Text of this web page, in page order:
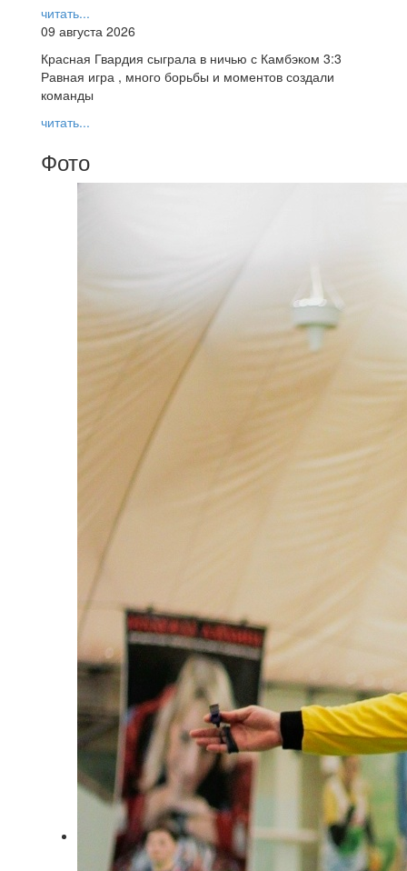
читать...
09 августа 2026
Красная Гвардия сыграла в ничью с Камбэком 3:3
Равная игра , много борьбы и моментов создали
команды
читать...
Фото